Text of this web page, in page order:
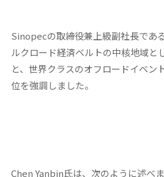
Sinopecの取締役兼上級副社長であ
ルクロード経済ベルトの中核地域と
と、世界クラスのオフロードイベン
位を強調しました。
Chen Yanbin氏は、次のように述べ